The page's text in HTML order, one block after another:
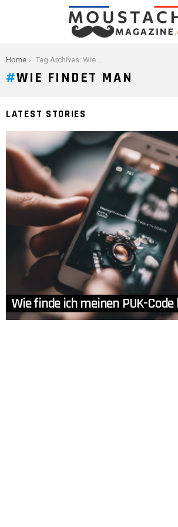
You are here:
Home Tag Archives: Wie findet man
WIE FINDET MAN
LATEST STORIES
Wie finde ich meinen PUK-Code